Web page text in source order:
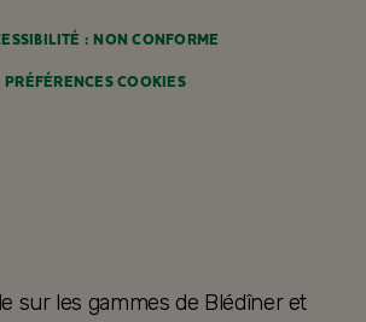
: NON CONFORME
PRÉFÉRENCES COOKIES
sur les gammes de Blédîner et